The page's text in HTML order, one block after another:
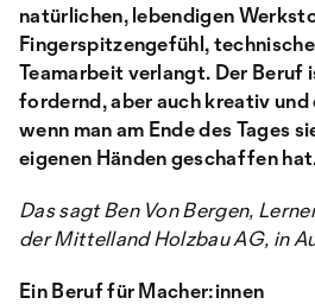
natürlichen, lebendigen
Fingerspitzengefühl,
Teamarbeit verlangt. Der Beruf
fordernd, aber auch kreativ
wenn man am Ende des Tages
eigenen Händen geschaffen
Das sagt Ben Von Bergen,
der Mittelland Holzbau AG, in
Ein Beruf für Macher:innen